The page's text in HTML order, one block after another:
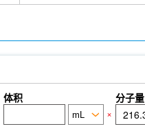
体积
分子量
×